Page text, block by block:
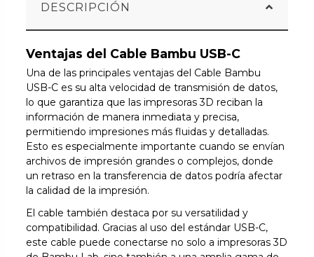
DESCRIPCIÓN
Ventajas del Cable Bambu USB-C
Una de las principales ventajas del Cable Bambu
USB-C es su alta velocidad de transmisión de datos,
lo que garantiza que las impresoras 3D reciban la
información de manera inmediata y precisa,
permitiendo impresiones más fluidas y detalladas.
Esto es especialmente importante cuando se envían
archivos de impresión grandes o complejos, donde
un retraso en la transferencia de datos podría afectar
la calidad de la impresión.
El cable también destaca por su versatilidad y
compatibilidad. Gracias al uso del estándar USB-C,
este cable puede conectarse no solo a impresoras 3D